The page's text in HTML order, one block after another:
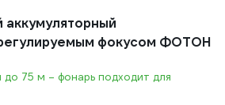
фокусом ФОТОН
75 м – фонарь подходит для